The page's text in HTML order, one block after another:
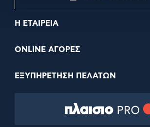
Η ΕΤΑΙΡΕΙΑ
ONLINE ΑΓΟΡΕΣ
ΕΞΥΠΗΡΕΤΗΣΗ ΠΕΛΑΤΩΝ